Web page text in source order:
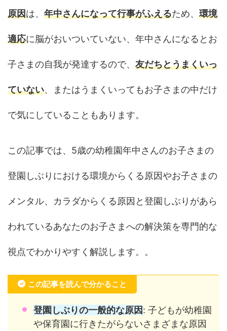
原因は、 年中さんになって行事がふえるため、 環境
適応に脳がおいついていない、年中さんになるとお
子さまの自我が発達するので、 友だちとうまくいっ
ていない、またはうまくいってもお子さまの中だけ
で気にしていることもあります。
この記事では、5歳の幼稚園年中さんのお子さまの
登園しぶりにおける環境からくる原因やお子さまの
メンタル、カラダからくる原因と登園しぶりがあら
われているあなたのお子さまへの解決策を専門的な
視点でわかりやすく解説します。。
この記事を読んで分かること
登園しぶりの一般的な原因: 子どもが幼稚園
や保育園に行きたがらないさまざまな原因